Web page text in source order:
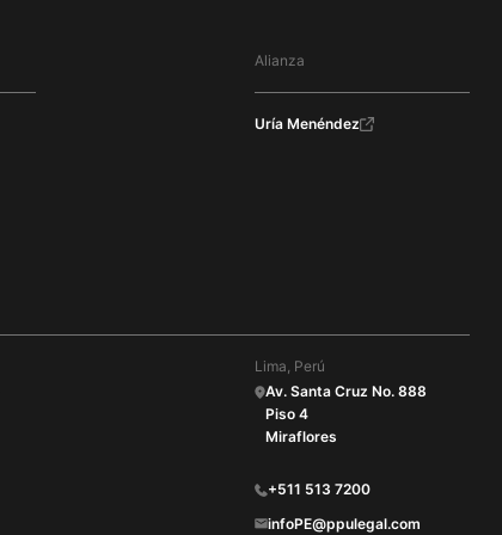
Alianza
Uría Menéndez
Lima, Perú
Av. Santa Cruz No. 888
Piso 4
Miraflores
+511 513 7200
infoPE@ppulegal.com